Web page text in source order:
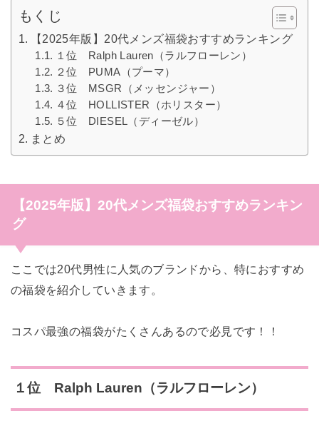
もくじ
【2025年版】20代メンズ福袋おすすめランキング
１位 Ralph Lauren（ラルフローレン）
２位 PUMA（プーマ）
３位 MSGR（メッセンジャー）
４位 HOLLISTER（ホリスター）
５位 DIESEL（ディーゼル）
まとめ
【2025年版】20代メンズ福袋おすすめランキン
グ
ここでは20代男性に人気のブランドから、特におすすめ
の福袋を紹介していきます。
コスパ最強の福袋がたくさんあるので必見です！！
１位 Ralph Lauren（ラルフローレン）